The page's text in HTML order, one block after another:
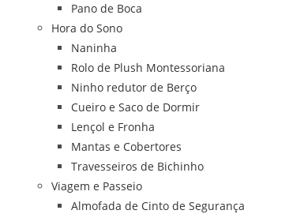
Pano de Boca
Hora do Sono
Naninha
Rolo de Plush Montessoriana
Ninho redutor de Berço
Cueiro e Saco de Dormir
Lençol e Fronha
Mantas e Cobertores
Travesseiros de Bichinho
Viagem e Passeio
Almofada de Cinto de Segurança